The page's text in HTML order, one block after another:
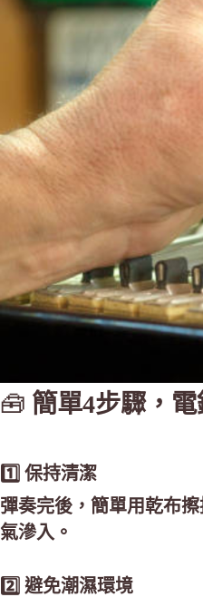
🧰 簡單4步驟，
1️⃣ 保持清潔
彈奏完後，簡單用乾布
氣滲入。
2️⃣ 避免潮濕環境